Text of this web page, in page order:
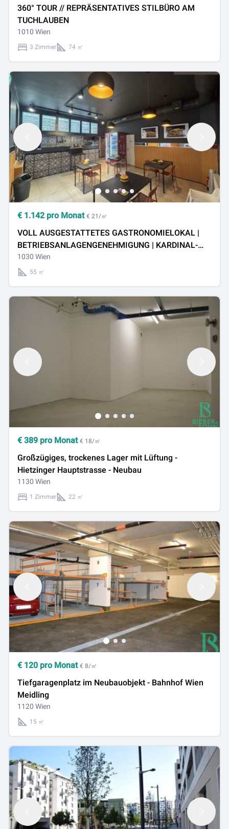
360° TOUR // REPRÄSENTATIVES STILBÜRO AM
TUCHLAUBEN
1010 Wien
3 Zimmer 74 ㎡
€ 1.142pro Monat € 21/㎡
VOLL AUSGESTATTETES GASTRONOMIELOKAL |
BETRIEBSANLAGENGENEHMIGUNG | KARDINAL-
NAGEL-PLATZ | AB SOFORT
1030 Wien
55 ㎡
€ 389 pro Monat € 18/㎡
Großzügiges, trockenes Lager mit Lüftung -
Hietzinger Hauptstrasse - Neubau
1130 Wien
1 Zimmer 22 ㎡
€ 120 pro Monat € 8/㎡
Tiefgaragenplatz im Neubauobjekt - Bahnhof Wien
Meidling
1120 Wien
15 ㎡